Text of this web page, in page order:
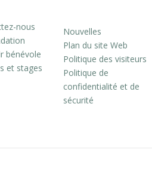
nous
bénévole
et stages
Nouvelles
Plan du site Web
Politique des visiteurs
Politique de
confidentialité et de
sécurité